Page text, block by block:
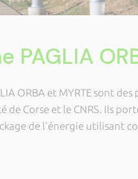
PAGLIA
ORBA et MYRTE sont
de Corse et le CNRS. Ils
de l'énergie utilisant